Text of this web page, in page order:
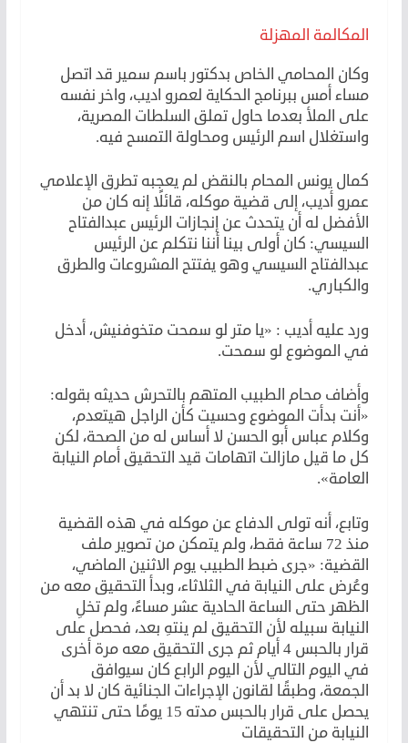
المكالمة المهزلة
وكان المحامي الخاص بدكتور باسم سمير قد اتصل
مساء أمس ببرنامج الحكاية لعمرو اديب، واخر نفسه
على الملأ بعدما حاول تملق السلطات المصرية،
واستغلال اسم الرئيس ومحاولة التمسح فيه.
كمال يونس المحام بالنقض لم يعجبه تطرق الإعلامي
عمرو أديب، إلى قضية موكله، قائلًا إنه كان من
الأفضل له أن يتحدث عن إنجازات الرئيس عبدالفتاح
السيسي: كان أولى بينا أننا نتكلم عن الرئيس
عبدالفتاح السيسي وهو يفتتح المشروعات والطرق
والكباري.
ورد عليه أديب : «يا متر لو سمحت متخوفنيش، أدخل
في الموضوع لو سمحت.
وأضاف محام الطبيب المتهم بالتحرش حديثه بقوله:
«أنت بدأت الموضوع وحسيت كأن الراجل هيتعدم،
وكلام عباس أبو الحسن لا أساس له من الصحة، لكن
كل ما قيل مازالت اتهامات قيد التحقيق أمام النيابة
العامة».
وتابع، أنه تولى الدفاع عن موكله في هذه القضية
منذ 72 ساعة فقط، ولم يتمكن من تصوير ملف
القضية: «جرى ضبط الطبيب يوم الاثنين الماضي،
وعُرض على النيابة في الثلاثاء، وبدأ التحقيق معه من
الظهر حتى الساعة الحادية عشر مساءً، ولم تخلِ
النيابة سبيله لأن التحقيق لم ينتهِ بعد، فحصل على
قرار بالحبس 4 أيام ثم جرى التحقيق معه مرة أخرى
في اليوم التالي لأن اليوم الرابع كان سيوافق
الجمعة، وطبقًا لقانون الإجراءات الجنائية كان لا بد أن
يحصل على قرار بالحبس مدته 15 يومًا حتى تنتهي
النيابة من التحقيقات